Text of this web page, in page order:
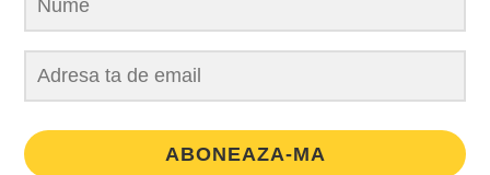
ABONEAZA-MA